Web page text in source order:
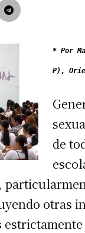
* Por
P),
de
otras